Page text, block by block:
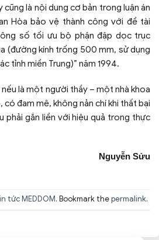
là nội dung cơ bản trong luận án
Hòa bảo vệ thành công với đề tài
số tối ưu bộ phận đập dọc trục
(đường kính trống 500 mm, sử dụng
tỉnh miền Trung)” năm 1994.
nếu là một người thầy – một nhà khoa
đam mê, không nản chí khi thất bại
phải gắn liền với hiệu quả trong thực
Nguyễn Sửu
tức MEDDOM. Bookmark thepermalink.